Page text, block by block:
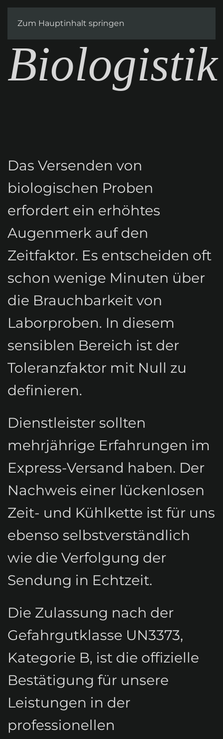
Zum Hauptinhalt springen
Biologistik
Das Versenden von
biologischen Proben
erfordert ein erhöhtes
Augenmerk auf den
Zeitfaktor. Es entscheiden oft
schon wenige Minuten über
die Brauchbarkeit von
Laborproben. In diesem
sensiblen Bereich ist der
Toleranzfaktor mit Null zu
definieren.
Dienstleister sollten
mehrjährige Erfahrungen im
Express-Versand haben. Der
Nachweis einer lückenlosen
Zeit- und Kühlkette ist für uns
ebenso selbstverständlich
wie die Verfolgung der
Sendung in Echtzeit.
Die Zulassung nach der
Gefahrgutklasse UN3373,
Kategorie B, ist die offizielle
Bestätigung für unsere
Leistungen in der
professionellen